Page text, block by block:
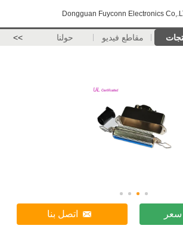
Dongguan Fuyconn Electronics
مقاطع فيديو حولنا >>
اتصل بنا